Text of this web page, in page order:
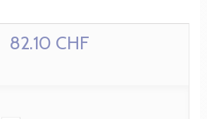
82.10 CHF